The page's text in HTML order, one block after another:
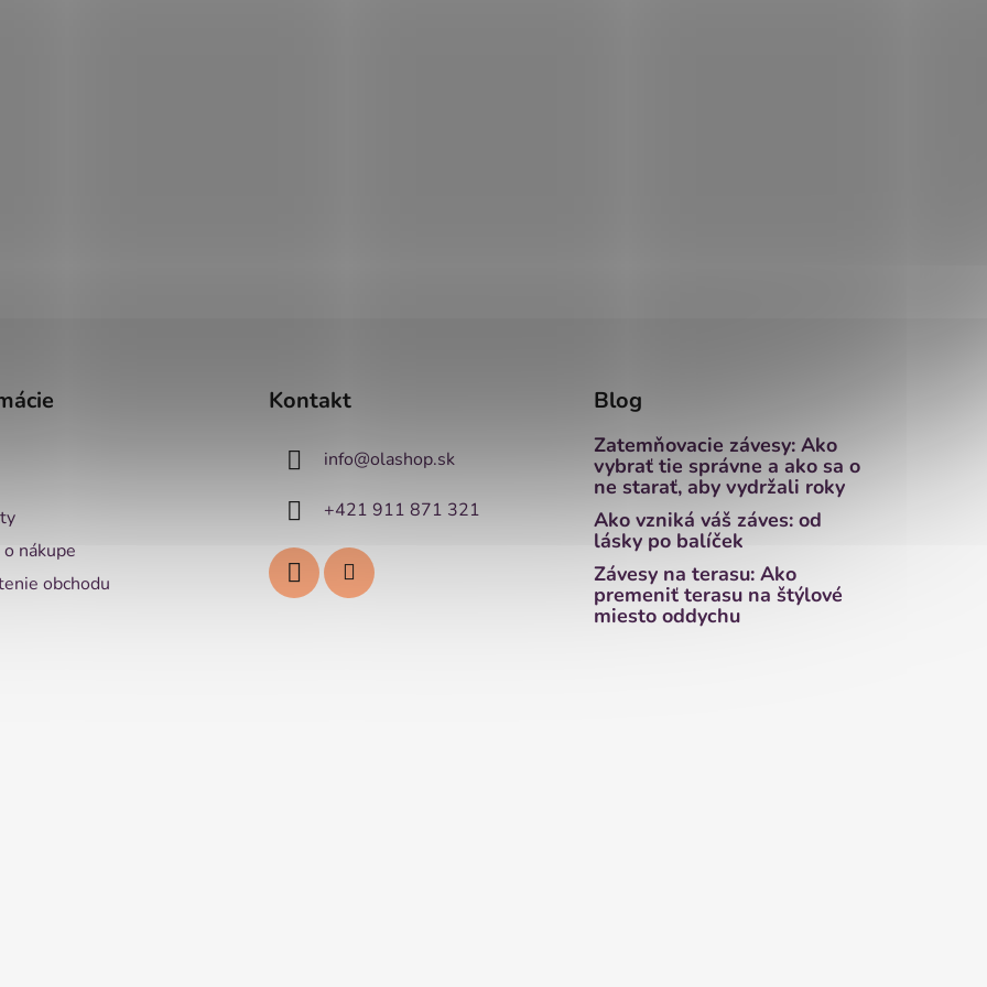
nákupe
obchodu
Kontakt
info@olashop.sk
+421 911 871 321
Blog
Zatemňovacie závesy: Ako
vybrať tie správne a ako sa o
ne starať, aby vydržali roky
Ako vzniká váš záves: od
lásky po balíček
Závesy na terasu: Ako
premeniť terasu na štýlové
miesto oddychu